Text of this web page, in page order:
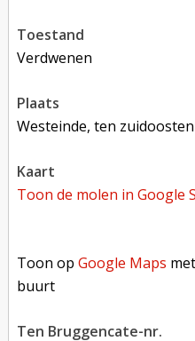
toestand
verdwenen
plaats
Westeinde, ten
kaart
Toon de molen inGoogle
Toon opGoogle Maps
buurt
Ten Bruggencate-nr.